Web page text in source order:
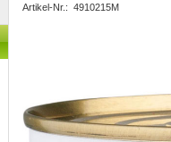
Artikel-Nr.: 4910215M